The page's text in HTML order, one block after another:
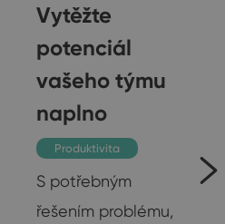
Vytěžte
potenciál
vašeho týmu
naplno
Produktivita
S potřebným
řešením problému,